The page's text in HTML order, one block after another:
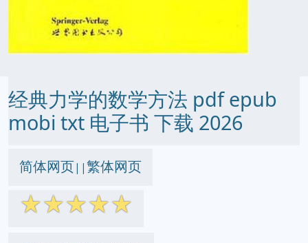
经典力学的数学方法 pdf epub
mobi txt 电子书 下载 2026
简体网页||繁体网页
☆☆☆☆☆